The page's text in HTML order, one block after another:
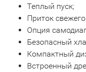
Теплый пуск;
Приток
Опция
Безопасный
Компактный
Встроенный